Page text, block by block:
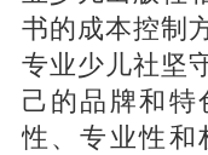
书的成本控制
专业少儿社坚
己的品牌和
性、专业性